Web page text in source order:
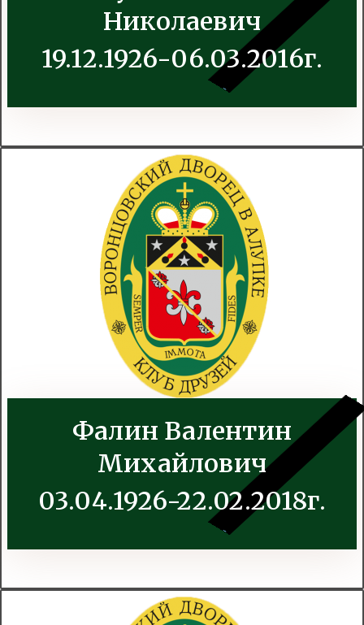
Николаевич
19.12.1926-06.03.2016г.
.
Фалин Валентин
Михайлович
03.04.1926-22.02.2018г.
.